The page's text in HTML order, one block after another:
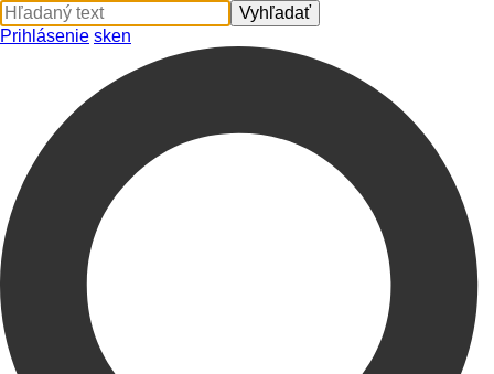
Prihlásenie sken